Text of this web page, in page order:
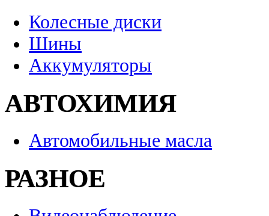
Колесные диски
Шины
Аккумуляторы
АВТОХИМИЯ
Автомобильные масла
РАЗНОЕ